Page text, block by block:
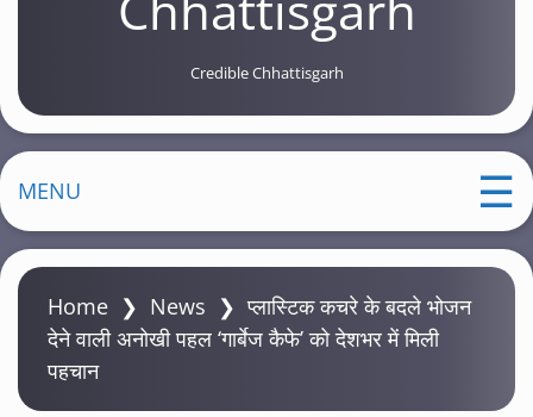
Credible Chhattisgarh
MENU
Home ❯ News ❯प्लास्टिक कचरे के बदले भोजन
देने वाली अनोखी पहल ‘गार्बेज कैफे’ को देशभर में मिली
पहचान